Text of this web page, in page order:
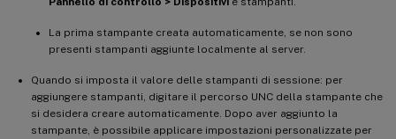
La prima stampante creata automaticamente, se non sono
presenti stampanti aggiunte localmente al server.
Quando si imposta il valore delle stampanti di sessione: per
aggiungere stampanti, digitare il percorso UNC della stampante che
si desidera creare automaticamente. Dopo aver aggiunto la
stampante, è possibile applicare impostazioni personalizzate per